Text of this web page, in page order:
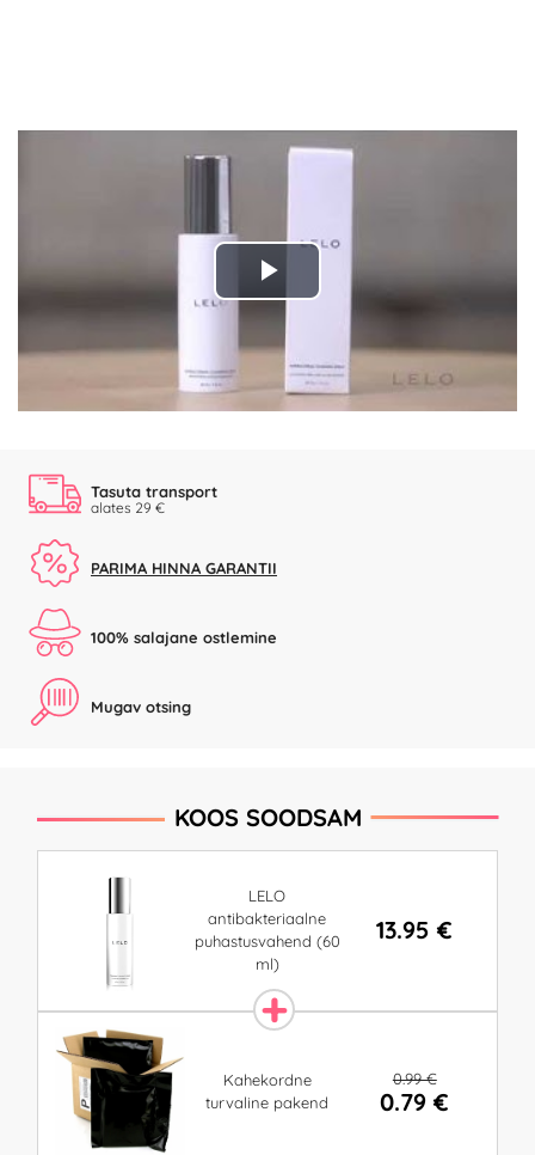
Play
Video
Tasuta transport
alates 29 €
PARIMA HINNA GARANTII
100% salajane ostlemine
Mugav otsing
KOOS SOODSAM
LELO
antibakteriaalne
puhastusvahend (60
ml)
13.95 €
Kahekordne
turvaline pakend
0.99 €
0.79 €